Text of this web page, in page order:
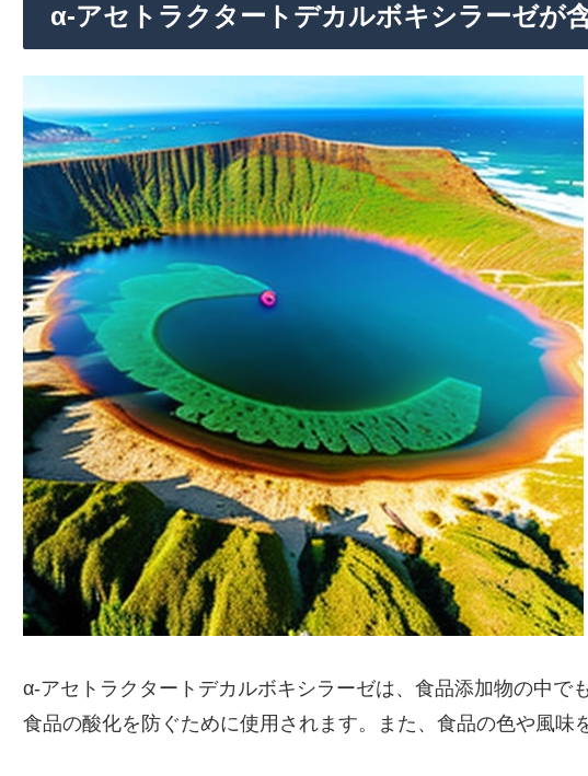
α-アセトラクタートデカルボキシラーゼが
α-アセトラクタートデカルボキシラーゼは、食品添加物の中で
食品の酸化を防ぐために使用されます。また、食品の色や風味